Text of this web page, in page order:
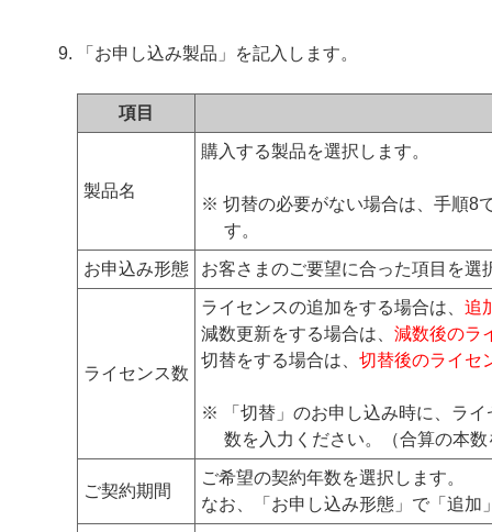
「お申し込み製品」を記入します。
項目
製品名
購入する製品を選択します。
※ 切替の必要がない場合は、手順8
す。
お申込み形態 お客さまのご要望に合った項目を選
ライセンス数
ライセンスの追加をする場合は、 追
減数更新をする場合は、 減数後のラ
切替をする場合は、 切替後のライセ
※ 「切替」のお申し込み時に、ラ
数を入力ください。（合算の本数
ご契約期間
ご希望の契約年数を選択します。
なお、「お申し込み形態」で「追加